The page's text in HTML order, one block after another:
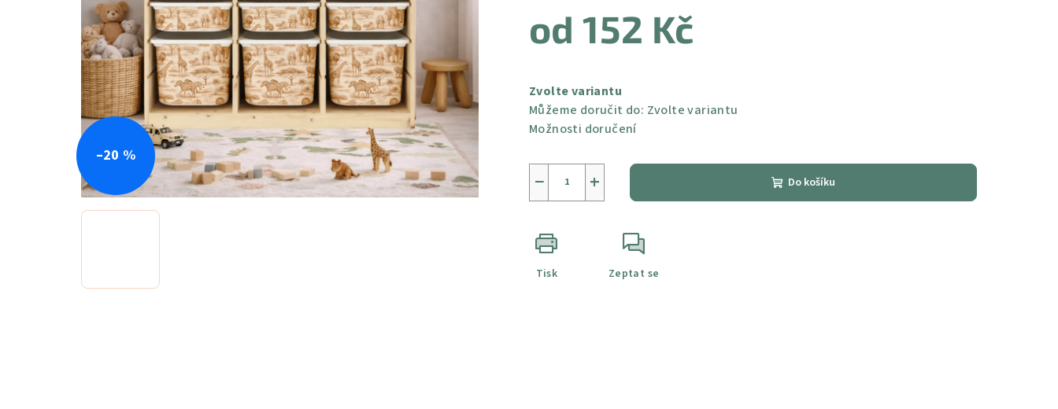
hvězdiček.
od152 Kč
cena:
Zvolte variantu
Můžeme doručit do: Zvolte variantu
Možnosti doručení
+
− Do košíku
Tisk Zeptat se
–20 %